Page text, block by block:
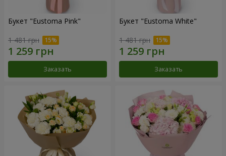
Букет "Eustoma Pink"
1 481 грн
Заказать
Букет "Eustoma White"
1 481 грн
Заказать